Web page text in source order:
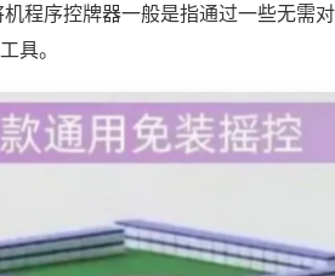
程序控牌器一般是指通过一些无需
具。